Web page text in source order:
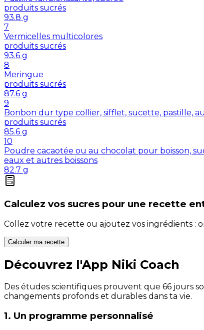
produits sucrés
93.8 g
7
Vermicelles multicolores
produits sucrés
93.6 g
8
Meringue
produits sucrés
87.6 g
9
Bonbon dur type collier, sifflet, sucette, pastille,
produits sucrés
85.6 g
10
Poudre cacaotée ou au chocolat pour boisson,
eaux et autres boissons
82.7 g
Calculez vos sucres pour une recette
Collez votre recette ou ajoutez vos ingrédients
Calculer ma recette
Découvrez l'App Niki Coach
Des études scientifiques prouvent que 66 jours
changements profonds et durables dans ta vie.
1. Un programme personnalisé